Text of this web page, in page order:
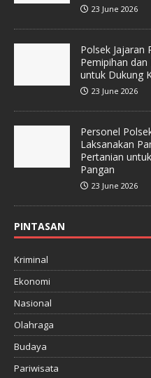
23 June 2026
Polsek Jajaran
Pemipihan dan
untuk Dukung
23 June 2026
Personel
Laksanakan
Pertanian
Pangan
23 June 2026
PINTASAN
Kriminal
Ekonomi
Nasional
Olahraga
Budaya
Pariwisata